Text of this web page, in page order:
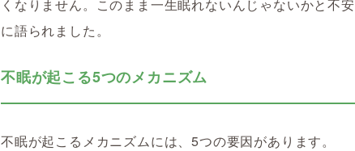
くなりません。このまま一生眠れないんじゃないかと不
に語られました。
不眠が起こる5つのメカニズム
不眠が起こるメカニズムには、5つの要因があります。